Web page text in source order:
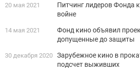
20 мая 2021
Питчинг лидеров Фонда
войне
14 мая 2021
Фонд кино объявил
допущенные до защиты
30 декабря 2020 Зарубежное кино в
подсчет выживших